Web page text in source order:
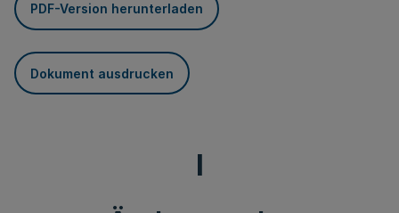
PDF-Version herunterladen
Dokument ausdrucken
I